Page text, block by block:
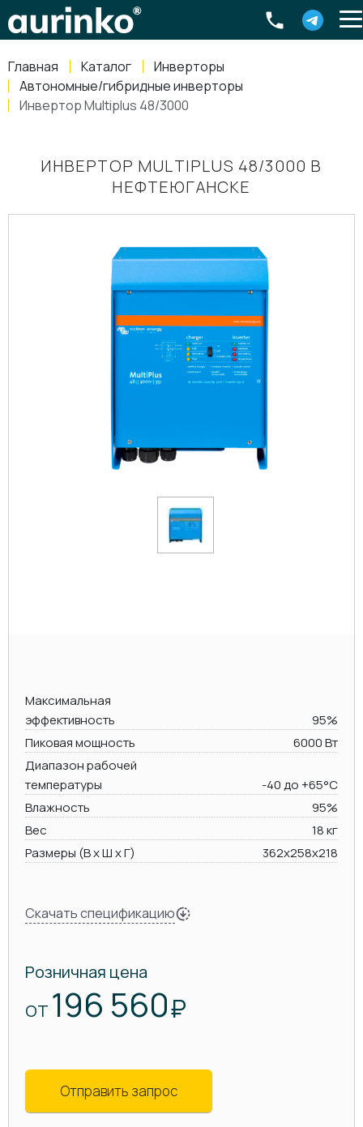
Главная Каталог
Инверторы
Автономные/гибридные инверторы
Инвертор Multiplus 48/3000
ИНВЕРТОР MULTIPLUS 48/3000 В
НЕФТЕЮГАНСКЕ
Максимальная
эффективность
95%
Пиковая мощность
6000 Вт
Диапазон рабочей
температуры
-40 до +65°C
Влажность
95%
Вес
18 кг
Размеры (В х Ш х Г)
362x258x218
Скачать спецификацию
Розничная цена
ОТ 196 560₽
Отправить запрос
Россия, Свердловская область Екатеринбург ,
8-800-770-79-40